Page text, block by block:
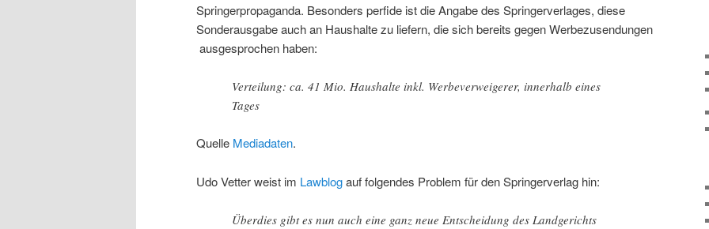
Springerpropaganda. Besonders perfide ist die Angabe des Springerverlages, diese
Sonderausgabe auch an Haushalte zu liefern, die sich bereits gegen Werbezusendungen
ausgesprochen haben:
Verteilung: ca. 41 Mio. Haushalte inkl. Werbeverweigerer, innerhalb eines
Tages
Quelle Mediadaten.
Udo Vetter weist im Lawblogauf folgendes Problem für den Springerverlag hin:
Überdies gibt es nun auch eine ganz neue Entscheidung des Landgerichts